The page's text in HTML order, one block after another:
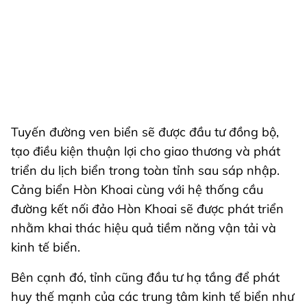
Tuyến đường ven biển sẽ được đầu tư đồng bộ,
tạo điều kiện thuận lợi cho giao thương và phát
triển du lịch biển trong toàn tỉnh sau sáp nhập.
Cảng biển Hòn Khoai cùng với hệ thống cầu
đường kết nối đảo Hòn Khoai sẽ được phát triển
nhằm khai thác hiệu quả tiềm năng vận tải và
kinh tế biển.
Bên cạnh đó, tỉnh cũng đầu tư hạ tầng để phát
huy thế mạnh của các trung tâm kinh tế biển như